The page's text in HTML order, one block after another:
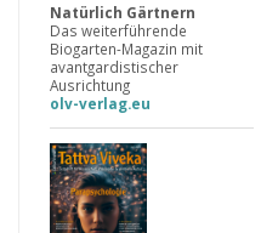
Natürlich Gärtnern
Das weiterführende
Biogarten-Magazin mit
avantgardistischer
Ausrichtung
olv-verlag.eu